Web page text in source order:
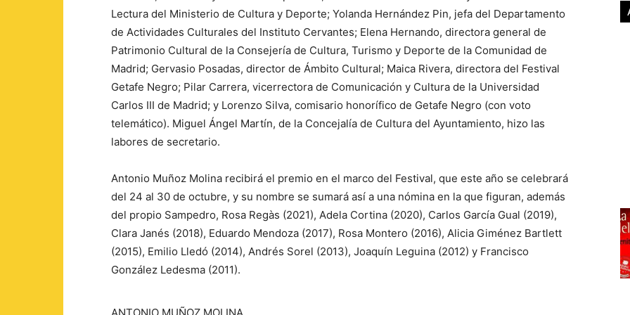
Lectura del Ministerio de Cultura y Deporte; Yolanda Hernández Pin, jefa del Departamento
de Actividades Culturales del Instituto Cervantes; Elena Hernando, directora general de
Patrimonio Cultural de la Consejería de Cultura, Turismo y Deporte de la Comunidad de
Madrid; Gervasio Posadas, director de Ámbito Cultural; Maica Rivera, directora del Festival
Getafe Negro; Pilar Carrera, vicerrectora de Comunicación y Cultura de la Universidad
Carlos III de Madrid; y Lorenzo Silva, comisario honorífico de Getafe Negro (con voto
telemático). Miguel Ángel Martín, de la Concejalía de Cultura del Ayuntamiento, hizo las
labores de secretario.
Antonio Muñoz Molina recibirá el premio en el marco del Festival, que este año se celebrará
del 24 al 30 de octubre, y su nombre se sumará así a una nómina en la que figuran, además
del propio Sampedro, Rosa Regàs (2021), Adela Cortina (2020), Carlos García Gual (2019),
Clara Janés (2018), Eduardo Mendoza (2017), Rosa Montero (2016), Alicia Giménez Bartlett
(2015), Emilio Lledó (2014), Andrés Sorel (2013), Joaquín Leguina (2012) y Francisco
González Ledesma (2011).